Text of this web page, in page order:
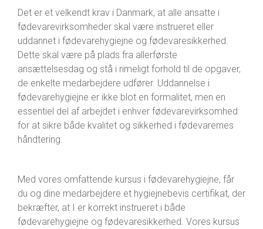
Det er et velkendt krav i Danmark, at alle ansatte i
fødevarevirksomheder skal være instrueret eller
uddannet i fødevarehygiejne og fødevaresikkerhed.
Dette skal være på plads fra allerførste
ansættelsesdag og stå i rimeligt forhold til de opgaver,
de enkelte medarbejdere udfører. Uddannelse i
fødevarehygiejne er ikke blot en formalitet, men en
essentiel del af arbejdet i enhver fødevarevirksomhed
for at sikre både kvalitet og sikkerhed i fødevarernes
håndtering.
Med vores omfattende kursus i fødevarehygiejne, får
du og dine medarbejdere et hygiejnebevis certifikat, der
bekræfter, at I er korrekt instrueret i både
fødevarehygiejne og fødevaresikkerhed. Vores kursus